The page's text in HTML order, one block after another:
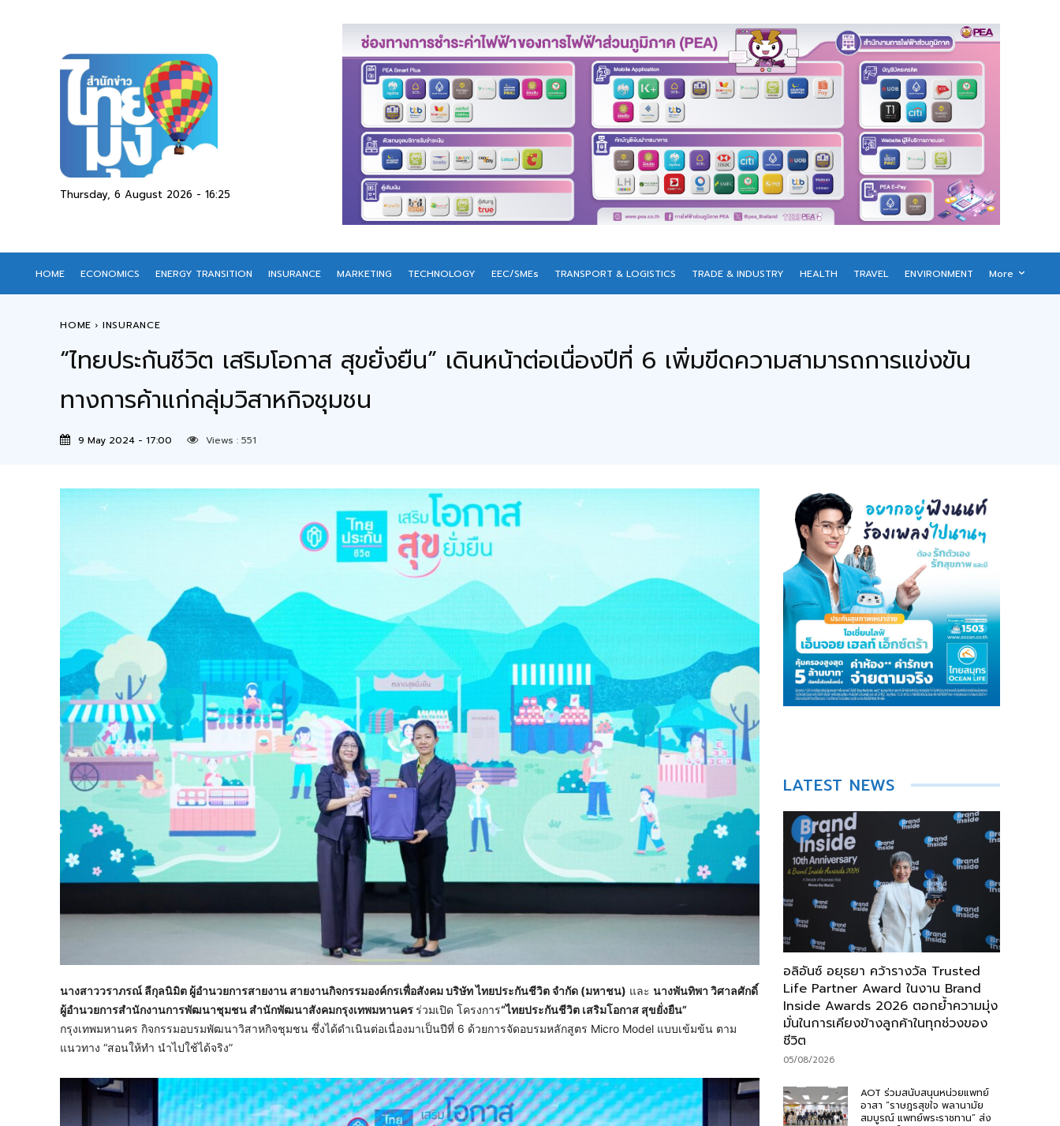
Thursday, 6 August 2026 - 16:25
HOME ECONOMICS ENERGY TRANSITION INSURANCE MARKETING TECHNOLOGY EEC/SMEs TRANSPORT & LOGISTICS TRADE & INDUSTRY HEALTH TRAVEL ENVIRONMENT More
HOME INSURANCE
“ไทยประกันชีวิต เสริมโอกาส สุขยั่งยืน” เดินหน้าต่อเนื่องปีที่ 6 เพิ่มขีดความสามารถการแข่งขัน
ทางการค้าแก่กลุ่มวิสาหกิจชุมชน
9 May 2024 - 17:00 Views : 551
นางสาววราภรณ์ ลีกุลนิมิต ผู้อำนวยการสายงาน สายงานกิจกรรมองค์กรเพื่อสังคม บริษัท ไทยประกันชีวิต จำกัด (มหาชน) และ นางพันทิพา วิศาลศักดิ์
ผู้อำนวยการสำนักงานการพัฒนาชุมชน สำนักพัฒนาสังคมกรุงเทพมหานครร่วมเปิด โครงการ“ไทยประกันชีวิต เสริมโอกาส สุขยั่งยืน”
กรุงเทพมหานคร กิจกรรมอบรมพัฒนาวิสาหกิจชุมชน ซึ่งได้ดำเนินต่อเนื่องมาเป็นปีที่ 6 ด้วยการจัดอบรมหลักสูตร Micro Model แบบเข้มข้น ตาม
แนวทาง “สอนให้ทำ นำไปใช้ได้จริง”
LATEST NEWS
อลิอันซ์ อยุธยา คว้ารางวัล Trusted
Life Partner Award ในงาน Brand
Inside Awards 2026 ตอกย้ำความมุ่ง
มั่นในการเคียงข้างลูกค้าในทุกช่วงของ
ชีวิต
05/08/2026
AOT ร่วมสนับสนุนหน่วยแพทย์
อาสา “ราษฎรสุขใจ พลานามัย
สมบูรณ์ แพทย์พระราชทาน” ส่ง